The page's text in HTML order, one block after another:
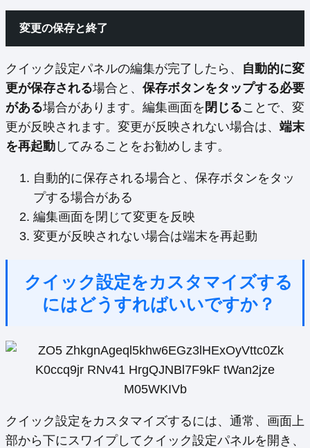
変更の保存と終了
クイック設定パネルの編集が完了したら、 自動的に変
更が保存される場合と、 保存ボタンをタップする必要
がある場合があります。編集画面を 閉じることで、変
更が反映されます。変更が反映されない場合は、 端末
を再起動 してみることをお勧めします。
自動的に保存される場合と、保存ボタンをタッ
プする場合がある
編集画面を閉じて変更を反映
変更が反映されない場合は端末を再起動
クイック設定をカスタマイズする
にはどうすればいいですか？
クイック設定をカスタマイズするには、通常、画面上
部から下にスワイプしてクイック設定パネルを開き、